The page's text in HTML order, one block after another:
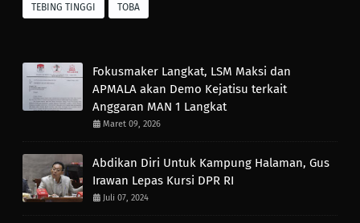
TEBING TINGGI TOBA
Fokusmaker Langkat, LSM Maksi dan
APMALA akan Demo Kejatisu terkait
Anggaran MAN 1 Langkat
Maret 09, 2026
Abdikan Diri Untuk Kampung Halaman, Gus
Irawan Lepas Kursi DPR RI
Juli 07, 2024